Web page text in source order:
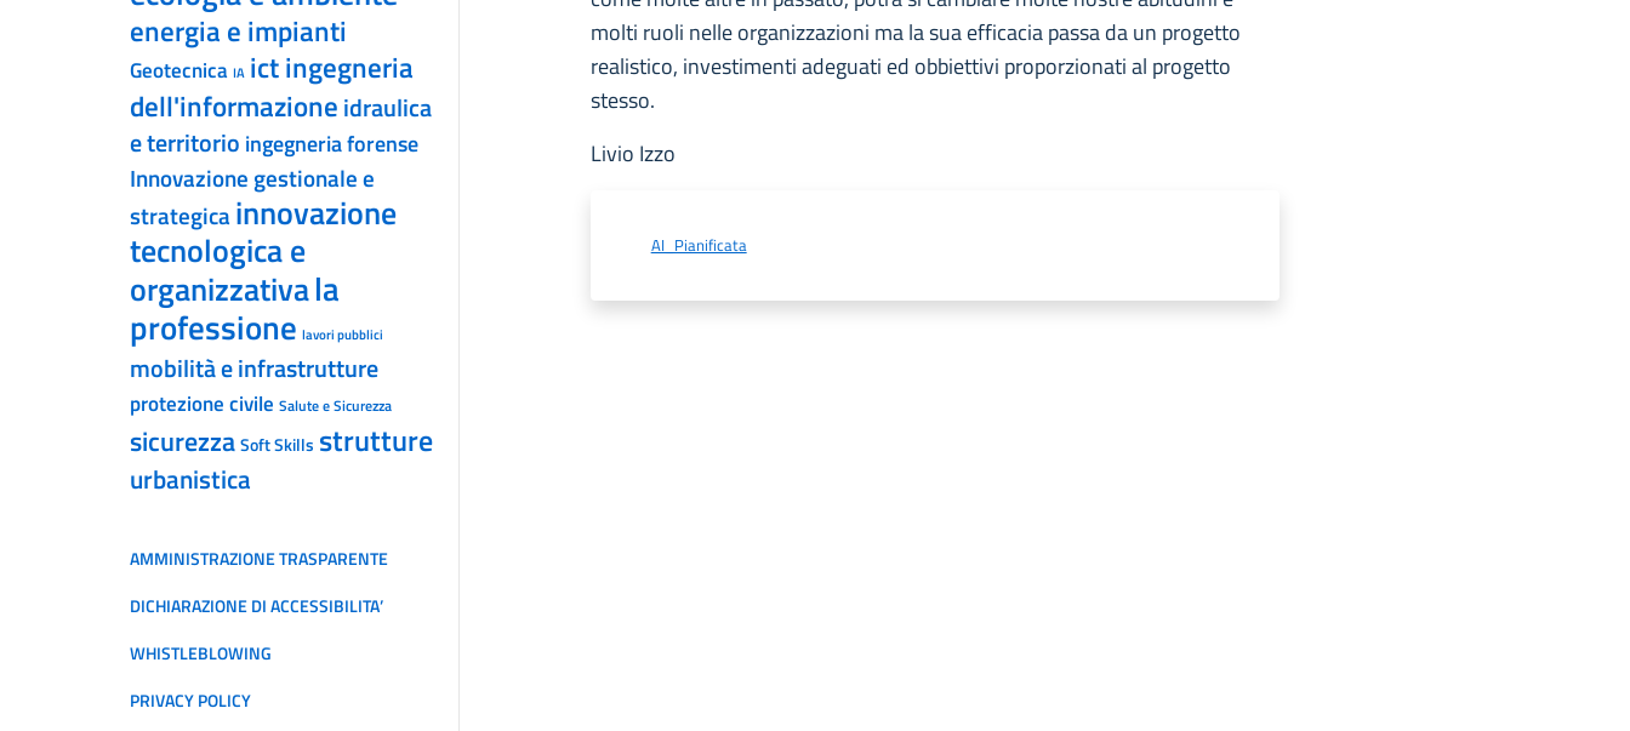
energia e impianti
Geotecnica IA ict ingegneria
dell'informazione idraulica
e territorio ingegneria forense
Innovazione gestionale e
strategica innovazione
tecnologica e
organizzativala
professione lavori pubblici
mobilità e infrastrutture
protezione civile Salute e Sicurezza
sicurezzaSoft Skills strutture
urbanistica
AMMINISTRAZIONE TRASPARENTE
DICHIARAZIONE DI ACCESSIBILITA’
WHISTLEBLOWING
PRIVACY POLICY
molti ruoli nelle organizzazioni ma la sua efficacia passa da un progetto
realistico, investimenti adeguati ed obbiettivi proporzionati al progetto
stesso.
Livio Izzo
AI_Pianificata